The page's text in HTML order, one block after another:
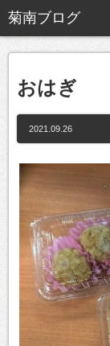
おはぎ
2021.09.26